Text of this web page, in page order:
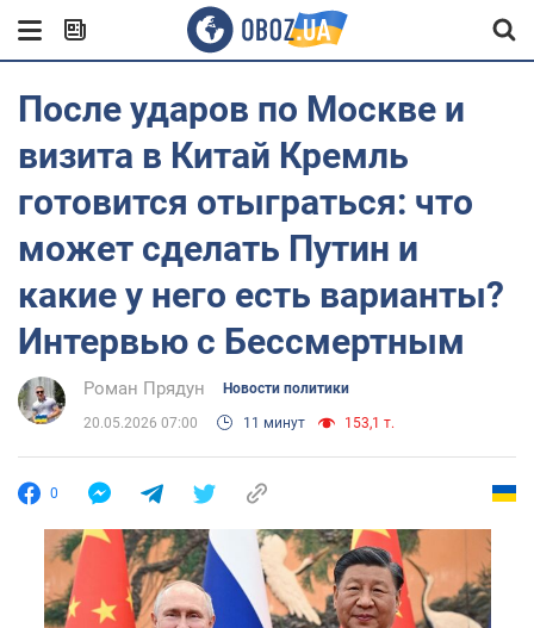
После ударов по Москве и
визита в Китай Кремль
готовится отыграться: что
может сделать Путин и
какие у него есть варианты?
Интервью с Бессмертным
Роман Прядун Новости политики
20.05.2026 07:00 11 минут 153,1 т.
0